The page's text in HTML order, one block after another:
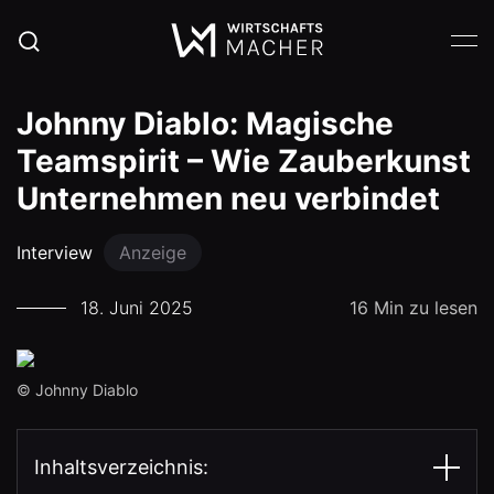
Johnny Diablo: Magische
Teamspirit – Wie Zauberkunst
Unternehmen neu verbindet
Interview Anzeige
16 Min zu lesen
18. Juni 2025
© Johnny Diablo
Inhaltsverzeichnis: